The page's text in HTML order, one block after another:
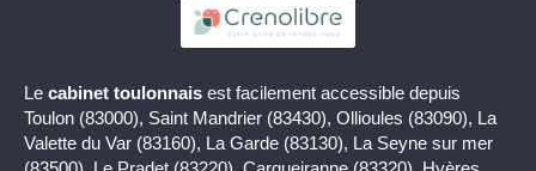
Le cabinet toulonnais est facilement accessible depuis
Toulon (83000), Saint Mandrier (83430), Ollioules (83090), La
Valette du Var (83160), La Garde (83130), La Seyne sur mer